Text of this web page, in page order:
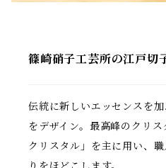
篠崎硝子工芸所の江戸切
伝統に新しいエッセンスを
をデザイン。最高峰のクリ
クリスタル」を主に用い、